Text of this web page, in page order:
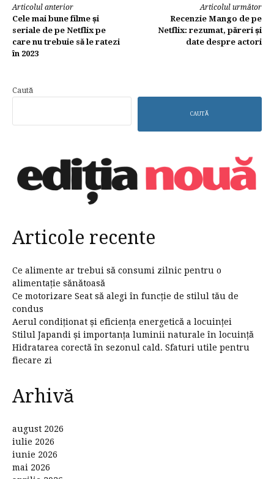
Continuă
lectura
Articolul anterior
Cele mai bune filme și
seriale de pe Netflix pe
care nu trebuie să le ratezi
în 2023
Articolul următor
Recenzie Mango de pe
Netflix: rezumat, păreri și
date despre actori
Caută
CAUTĂ
Articole recente
Ce alimente ar trebui să consumi zilnic pentru o
alimentație sănătoasă
Ce motorizare Seat să alegi în funcție de stilul tău de
condus
Aerul condiționat și eficiența energetică a locuinței
Stilul Japandi și importanța luminii naturale în locuință
Hidratarea corectă în sezonul cald. Sfaturi utile pentru
fiecare zi
Arhivă
august 2026
iulie 2026
iunie 2026
mai 2026